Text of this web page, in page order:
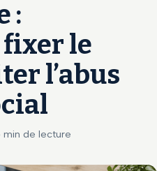
:
le
l’abus
min de lecture